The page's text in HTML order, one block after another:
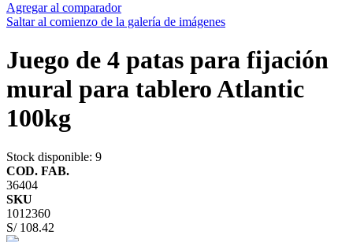
Agregar al comparador
Saltar al comienzo de la galería de imágenes
Juego de 4 patas para fijación
mural para tablero Atlantic
100kg
Stock disponible: 9
COD. FAB.
36404
SKU
1012360
S/ 108.42